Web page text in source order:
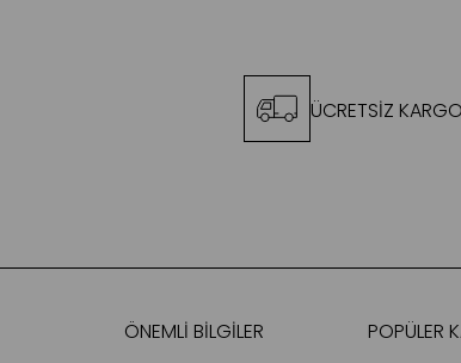
ÜCRETSİZ KARGO
ÖNEMLİ BİLGİLER POPÜLER